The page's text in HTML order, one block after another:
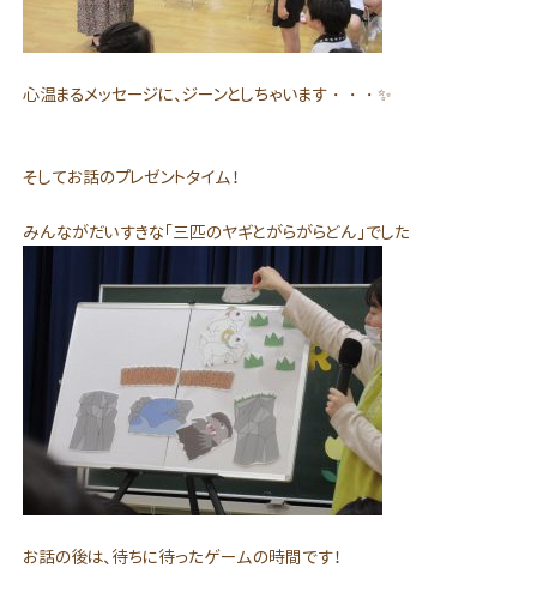
心温まるメッセージに、ジーンとしちゃいます・・・✨
そしてお話のプレゼントタイム！
みんながだいすきな「三匹のヤギとがらがらどん」でした
お話の後は、待ちに待ったゲームの時間です！